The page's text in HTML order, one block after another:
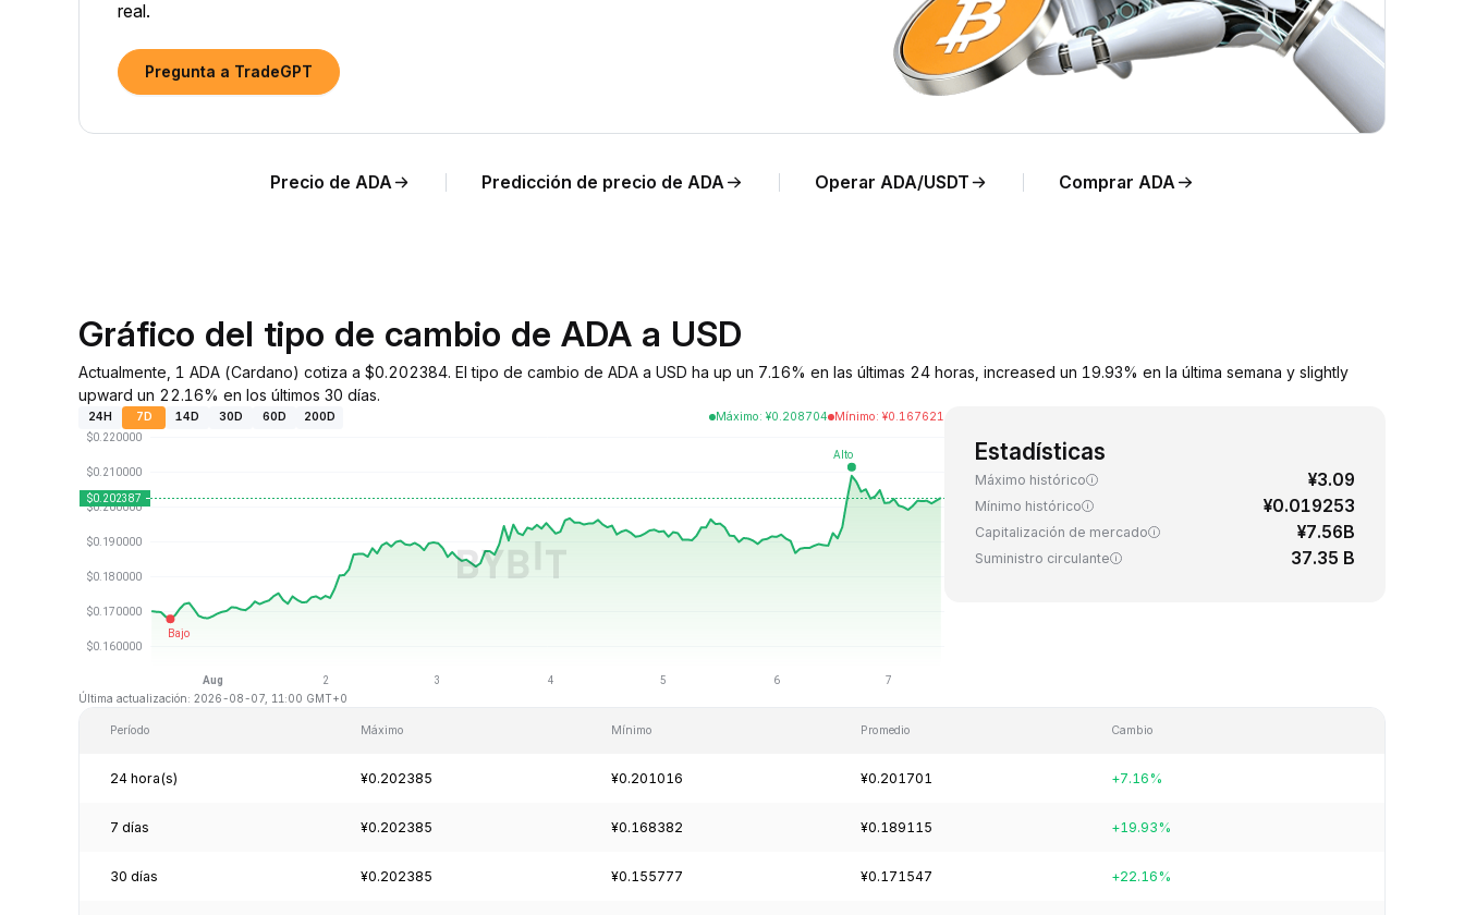
real.
Pregunta a TradeGPT
Precio de ADA Predicción de precio de ADA Operar ADA/USDT Comprar ADA
Gráfico del tipo de cambio de ADA a USD
Actualmente, 1 ADA (Cardano) cotiza a $0.202384. El tipo de cambio de ADA a USD ha up un 7.16% en las últimas 24 horas, increased un 19.93% en la última semana y slightly
upward un 22.16% en los últimos 30 días.
24H 7D 14D 30D 60D 200D Máximo: ¥0.208704 Mínimo: ¥0.167621
Última actualización: 2026-08-07, 11:00 GMT+0
Estadísticas
Máximo histórico ¥3.09
Mínimo histórico ¥0.019253
Capitalización de mercado ¥7.56B
Suministro circulante 37.35 B
Período Máximo Mínimo Promedio Cambio
24 hora(s) ¥0.202385 ¥0.201016 ¥0.201701 +7.16%
7 días ¥0.202385 ¥0.168382 ¥0.189115 +19.93%
30 días ¥0.202385 ¥0.155777 ¥0.171547 +22.16%